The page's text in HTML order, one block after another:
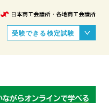
受験できる検定試験